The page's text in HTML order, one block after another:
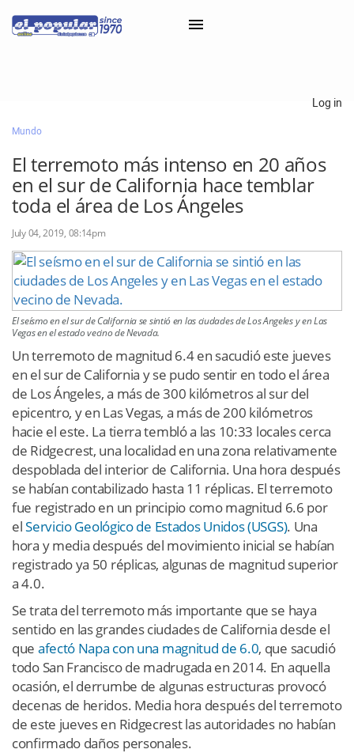
Classifieds
Categorías
Iniciar sesión con Clascal
Log in
Mundo
El terremoto más intenso en 20 años
en el sur de California hace temblar
toda el área de Los Ángeles
July 04, 2019, 08:14pm
El seísmo en el sur de California se sintió en las ciudades de Los Angeles y en Las
Vegas en el estado vecino de Nevada.
Un terremoto de magnitud 6.4 en sacudió este jueves
en el sur de California y se pudo sentir en todo el área
de Los Ángeles, a más de 300 kilómetros al sur del
epicentro, y en Las Vegas, a más de 200 kilómetros
hacie el este. La tierra tembló a las 10:33 locales cerca
de Ridgecrest, una localidad en una zona relativamente
despoblada del interior de California. Una hora después
se habían contabilizado hasta 11 réplicas. El terremoto
fue registrado en un principio como magnitud 6.6 por
elServicio Geológico de Estados Unidos (USGS). Una
hora y media después del movimiento inicial se habían
registrado ya 50 réplicas, algunas de magnitud superior
a 4.0.
Se trata del terremoto más importante que se haya
sentido en las grandes ciudades de California desde el
que afectó Napa con una magnitud de 6.0, que sacudió
todo San Francisco de madrugada en 2014. En aquella
ocasión, el derrumbe de algunas estructuras provocó
decenas de heridos. Media hora después del terremoto
de este jueves en Ridgecrest las autoridades no habían
confirmado daños personales.